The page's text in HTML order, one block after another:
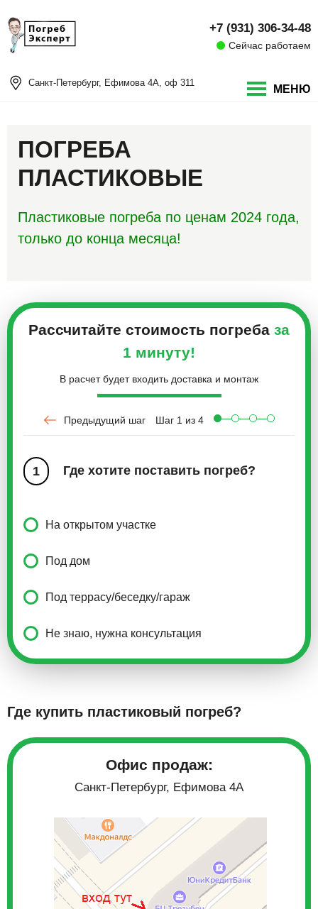
Санкт-Петербург, Ефимова 4А, оф 311
+7 (931) 306-34-48
Сейчас работаем
МЕНЮ
ПОГРЕБА
ПЛАСТИКОВЫЕ
Пластиковые погреба по ценам 2024 года,
только до конца месяца!
Рассчитайте стоимость погреба за
1 минуту!
В расчет будет входить доставка и монтаж
Предыдущий шаг Шаг 1 из 4
1 Где хотите поставить погреб?
На открытом участке
Под дом
Под террасу/беседку/гараж
Не знаю, нужна консультация
Где купить пластиковый погреб?
Офис продаж:
Санкт-Петербург, Ефимова 4А